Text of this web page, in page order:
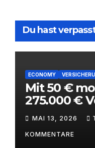
Du hast
ECONOMY
Mit 50 €
275.000 €
aufbauen –
MAI 13, 2026
KOMMENTARE